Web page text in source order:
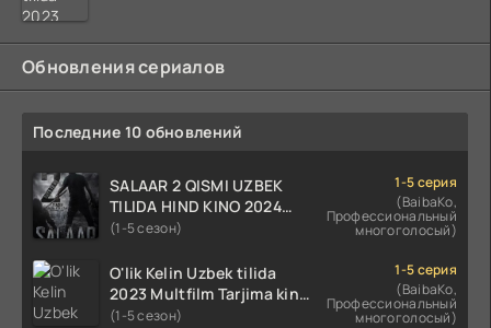
Обновления сериалов
Последние 10 обновлений
SALAAR 2 QISMI UZBEK
TILIDA HIND KINO 2024
TARJIMA 720p HD Skachat
(1-5 сезон)
1-5 серия
(BaibaKo,
Профессиональный
многоголосый)
O'lik Kelin Uzbek tilida
2023 Multfilm Tarjima kino
skachat
(1-5 сезон)
1-5 серия
(BaibaKo,
Профессиональный
многоголосый)